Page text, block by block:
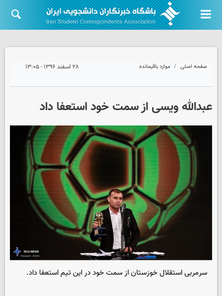
صفحه اصلی موارد باقیمانده ۲۸ اسفند ۱۳۹۶ - ۱۳:۰۵
عبدالله ویسی از سمت خود استعفا داد
سرمربی استقلال خوزستان از سمت خود در این تیم استعفا داد.